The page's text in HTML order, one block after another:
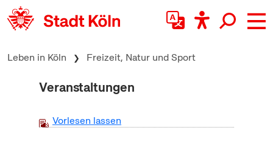
zum Inhalt springen
Leben in Köln Freizeit, Natur und Sport
Veranstaltungen
Vorlesen lassen